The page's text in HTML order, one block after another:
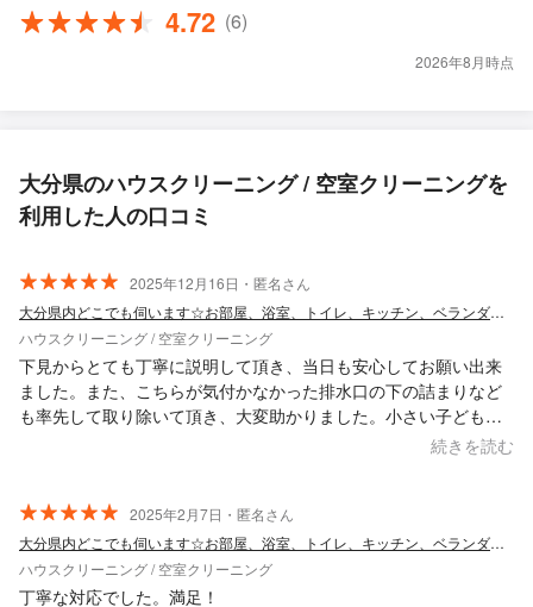
4.72 (6)
2026年8月時点
大分県のハウスクリーニング / 空室クリーニングを
利用した人の口コミ
2025年12月16日・匿名さん
大分県内どこでも伺います☆お部屋、浴室、トイレ、キッチン、ベランダ清掃
ハウスクリーニング / 空室クリーニング
下見からとても丁寧に説明して頂き、当日も安心してお願い出来
ました。また、こちらが気付かなかった排水口の下の詰まりなど
も率先して取り除いて頂き、大変助かりました。小さい子どもに
も配慮頂き、ありがとうございました。また機会があればお願い
続きを読む
2025年2月7日・匿名さん
大分県内どこでも伺います☆お部屋、浴室、トイレ、キッチン、ベランダ清掃
ハウスクリーニング / 空室クリーニング
丁寧な対応でした。満足！